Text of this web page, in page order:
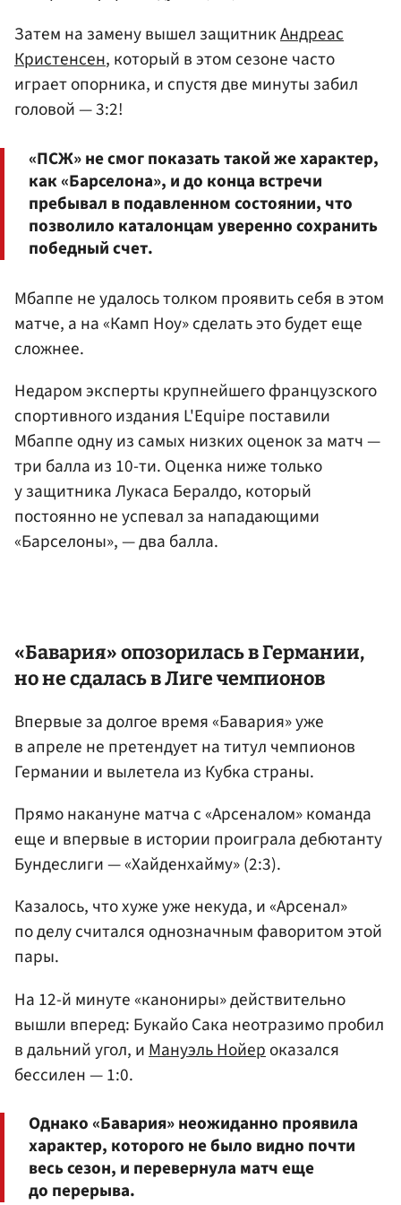
Затем на замену вышел защитникАндреас
Кристенсен, который в этом сезоне часто
играет опорника, и спустя две минуты забил
головой — 3:2!
«ПСЖ» не смог показать такой же характер,
как «Барселона», и до конца встречи
пребывал в подавленном состоянии, что
позволило каталонцам уверенно сохранить
победный счет.
Мбаппе не удалось толком проявить себя в этом
матче, а на «Камп Ноу» сделать это будет еще
сложнее.
Недаром эксперты крупнейшего французского
спортивного издания L'Equipe поставили
Мбаппе одну из самых низких оценок за матч —
три балла из 10-ти. Оценка ниже только
у защитника Лукаса Бералдо, который
постоянно не успевал за нападающими
«Барселоны», — два балла.
«Бавария» опозорилась вГермании,
но не сдалась в Лиге чемпионов
Впервые за долгое время «Бавария» уже
в апреле не претендует на титул чемпионов
Германии и вылетела из Кубка страны.
Прямо накануне матча с «Арсеналом» команда
еще и впервые в истории проиграла дебютанту
Бундеслиги — «Хайденхайму» (2:3).
Казалось, что хуже уже некуда, и «Арсенал»
по делу считался однозначным фаворитом этой
пары.
На 12-й минуте «канониры» действительно
вышли вперед: Букайо Сака неотразимо пробил
в дальний угол, и Мануэль Нойер оказался
бессилен — 1:0.
Однако «Бавария» неожиданно проявила
характер, которого не было видно почти
весь сезон, и перевернула матч еще
до перерыва.